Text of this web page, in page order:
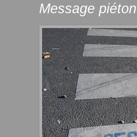
Message piéton